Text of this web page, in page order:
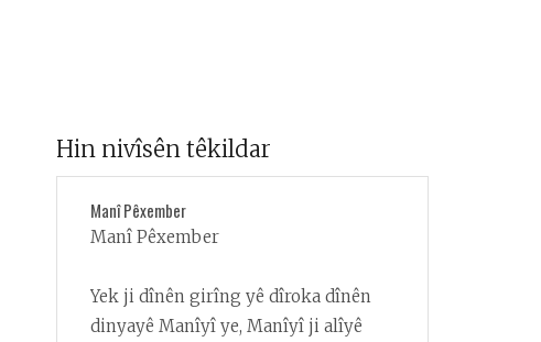
Hin nivîsên têkildar
Manî Pêxember
Manî Pêxember
Yek ji dînên girîng yê dîroka dînên
dinyayê Manîyî ye, Manîyî ji alîyê